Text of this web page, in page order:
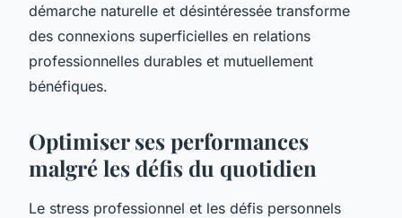
démarche naturelle et désintéressée transforme
des connexions superficielles en relations
professionnelles durables et mutuellement
bénéfiques.
Optimiser ses performances
malgré les défis du quotidien
Le stress professionnel et les défis personnels